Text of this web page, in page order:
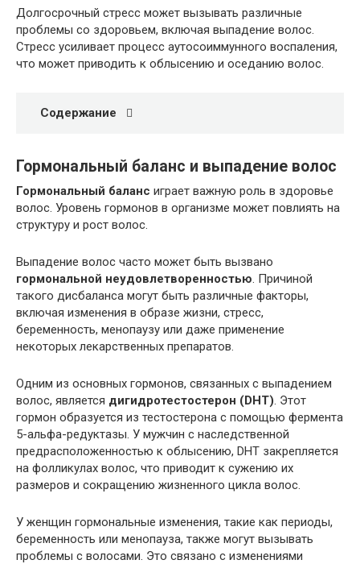
Долгосрочный стресс может вызывать различные
проблемы со здоровьем, включая выпадение волос.
Стресс усиливает процесс аутосоиммунного воспаления,
что может приводить к облысению и оседанию волос.
Содержание
Гормональный баланс и выпадение волос
Гормональный баланс играет важную роль в здоровье
волос. Уровень гормонов в организме может повлиять на
структуру и рост волос.
Выпадение волос часто может быть вызвано
гормональной неудовлетворенностью. Причиной
такого дисбаланса могут быть различные факторы,
включая изменения в образе жизни, стресс,
беременность, менопаузу или даже применение
некоторых лекарственных препаратов.
Одним из основных гормонов, связанных с выпадением
волос, является дигидротестостерон (DHT). Этот
гормон образуется из тестостерона с помощью фермента
5-альфа-редуктазы. У мужчин с наследственной
предрасположенностью к облысению, DHT закрепляется
на фолликулах волос, что приводит к сужению их
размеров и сокращению жизненного цикла волос.
У женщин гормональные изменения, такие как периоды,
беременность или менопауза, также могут вызывать
проблемы с волосами. Это связано с изменениями